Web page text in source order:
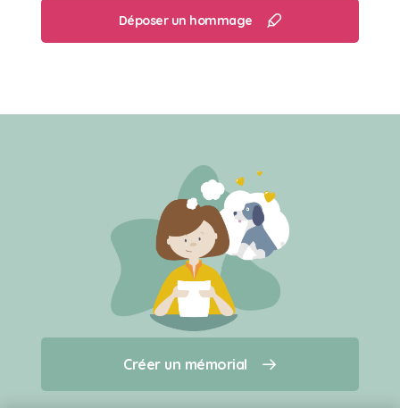
Créer un mémorial
Qui sommes-nous ?
Déposer un hommage
Créer un mémorial